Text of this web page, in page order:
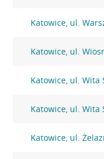
Katowice, ul.
Katowice, ul.
Katowice, ul. Wita
Katowice, ul. Wita
Katowice, ul.